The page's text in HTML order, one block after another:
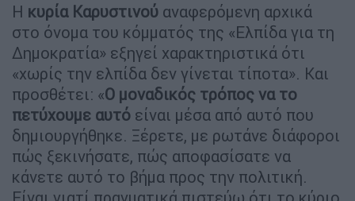
Η κυρία Καρυστινού αναφερόμενη αρχικά
στο όνομα του κόμματός της «Ελπίδα για τη
Δημοκρατία» εξηγεί χαρακτηριστικά ότι
«χωρίς την ελπίδα δεν γίνεται τίποτα». Και
προσθέτει: «Ο μοναδικός τρόπος να το
πετύχουμε αυτό είναι μέσα από αυτό που
δημιουργήθηκε. Ξέρετε, με ρωτάνε διάφοροι
πώς ξεκινήσατε, πώς αποφασίσατε να
κάνετε αυτό το βήμα προς την πολιτική.